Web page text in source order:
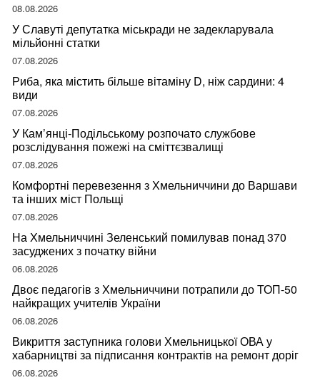
08.08.2026
У Славуті депутатка міськради не задекларувала
мільйонні статки
07.08.2026
Риба, яка містить більше вітаміну D, ніж сардини: 4
види
07.08.2026
У Кам’янці-Подільському розпочато службове
розслідування пожежі на сміттєзвалищі
07.08.2026
Комфортні перевезення з Хмельниччини до Варшави
та інших міст Польщі
07.08.2026
На Хмельниччині Зеленський помилував понад 370
засуджених з початку війни
06.08.2026
Двоє педагогів з Хмельниччини потрапили до ТОП-50
найкращих учителів України
06.08.2026
Викриття заступника голови Хмельницької ОВА у
хабарництві за підписання контрактів на ремонт доріг
06.08.2026